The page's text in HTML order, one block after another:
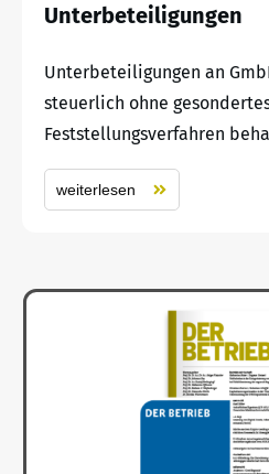
Unterbeteiligungen
Unterbeteiligungen an
steuerlich ohne
Feststellungsverfahren
weiterlesen